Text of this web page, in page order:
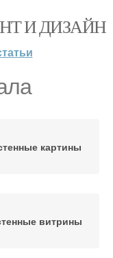
И ДИЗАЙН
картины
витрины